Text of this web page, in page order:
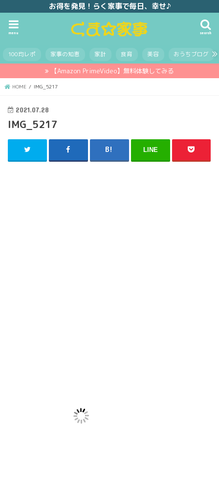
お得を発見！らく家事で毎日、幸せ♪
search
menu
100均レポ 家事の知恵 家計 食育 美容 おうちブログ
【Amazon PrimeVideo】無料体験してみる
HOME IMG_5217
2021.07.28
IMG_5217
LINE